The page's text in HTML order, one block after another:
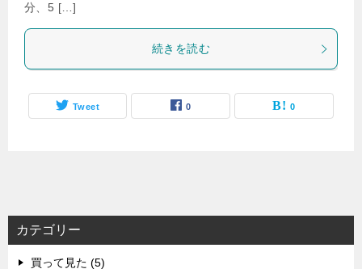
分、5 […]
続きを読む
Tweet 0 0
カテゴリー
買って見た (5)